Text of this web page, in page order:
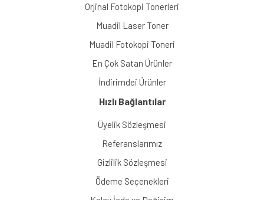
Orjinal Fotokopi Tonerleri
Muadil Laser Toner
Muadil Fotokopi Toneri
En Çok Satan Ürünler
İndirimdei Ürünler
Hızlı Bağlantılar
Üyelik Sözleşmesi
Referanslarımız
Gizlilik Sözleşmesi
Ödeme Seçenekleri